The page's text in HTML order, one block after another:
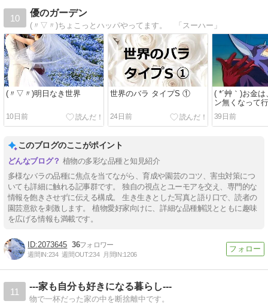
10
優のガーデン
(〃▽〃)ちょこっとハッパやってます。 「スーハー」
(〃▽〃)明日なき世界
10日前
世界のバラ タイプS ①
24日前
( *´艸｀)お金
ン無くなって
39日前
このブログのここがポイント
植物の多彩な品種と知見紹介
多様なバラの品種に焦点を当てながら、育成や園芸のコツ、害虫対策につ
いても詳細に触れる記事群です。 独自の視点とユーモアを交え、専門的な
情報を飽きさせずに伝える構成。 生き生きとした写真と語り口で、読者の
園芸意欲を刺激します。 植物愛好家向けに、詳細な品種解説とともに趣味
を広げる情報も満載です。
2073645 36
週間IN:234 週間OUT:234 月間IN:1206
11
---家も自分も好きになる暮らし---
物で一杯だった家の中を断捨離中です。